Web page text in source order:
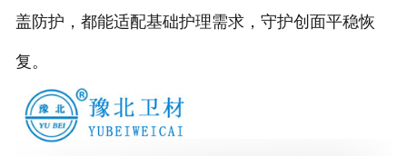
盖防护，都能适配基础护理需求，守护创面平稳恢
复。